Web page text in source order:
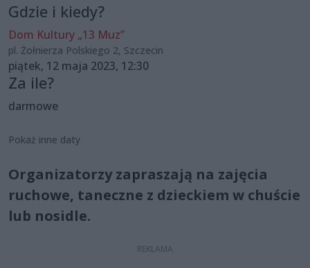
Gdzie i kiedy?
Dom Kultury „13 Muz”
pl. Żołnierza Polskiego 2, Szczecin
piątek, 12 maja 2023, 12:30
Za ile?
darmowe
Pokaż inne daty
Organizatorzy zapraszają na zajęcia
ruchowe, taneczne z dzieckiem w chuście
lub nosidle.